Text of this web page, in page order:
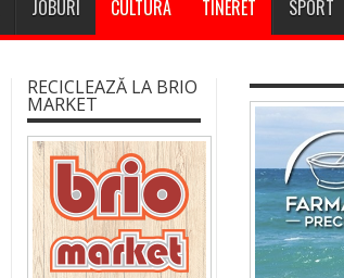
JOBURI CULTURA TINERET SPORT
RECICLEAZĂ LA BRIO
MARKET